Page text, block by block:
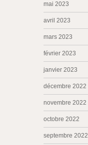
mai 2023
avril 2023
mars 2023
février 2023
janvier 2023
décembre 2022
novembre 2022
octobre 2022
septembre 2022